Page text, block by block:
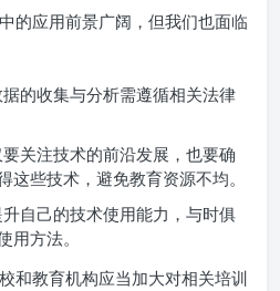
的应用前景广阔，但我们也面临
的收集与分析需遵循相关法律
要关注技术的前沿发展，也要确
这些技术，避免教育资源不均。
升自己的技术使用能力，与时俱
用方法。
和教育机构应当加大对相关培训